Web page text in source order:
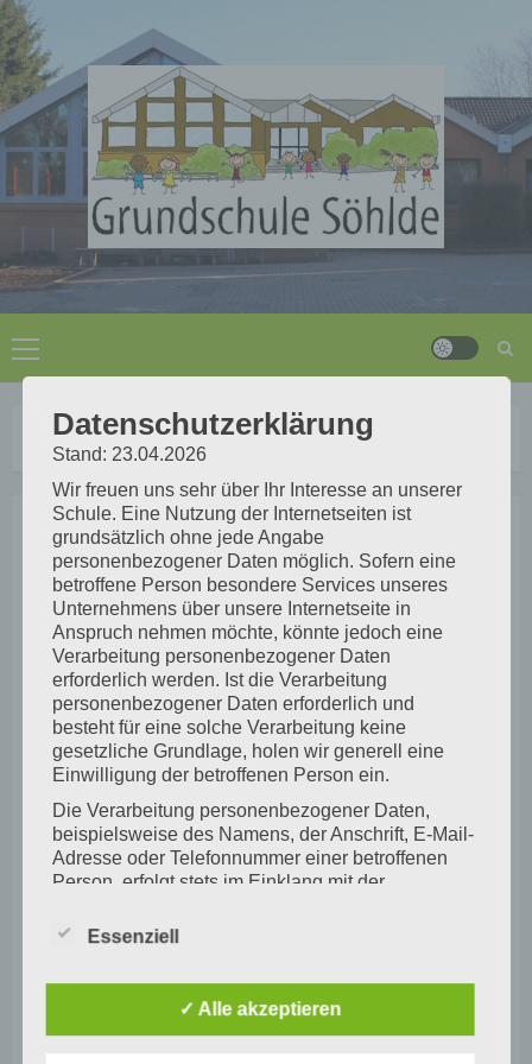
Zum
Inhalt
springen
Primäres
Menü
Start Uncategorized
Uncategorized
Uncategorized
Kreismeisterschaft Fußball
Grundschulturnier Junioren Kleinfeld am 23.06.2026
Wir, die Jungen der...
Datenschutzerklärung
Stand: 23.04.2026
Wir freuen uns sehr über Ihr Interesse an unserer
Schule. Eine Nutzung der Internetseiten ist
grundsätzlich ohne jede Angabe
personenbezogener Daten möglich. Sofern eine
betroffene Person besondere Services unseres
Unternehmens über unsere Internetseite in
Anspruch nehmen möchte, könnte jedoch eine
Verarbeitung personenbezogener Daten
erforderlich werden. Ist die Verarbeitung
personenbezogener Daten erforderlich und
besteht für eine solche Verarbeitung keine
gesetzliche Grundlage, holen wir generell eine
Einwilligung der betroffenen Person ein.
Die Verarbeitung personenbezogener Daten,
beispielsweise des Namens, der Anschrift, E-Mail-
Adresse oder Telefonnummer einer betroffenen
Person, erfolgt stets im Einklang mit der
Übereinstimmung mit den für uns geltenden
Unternehmen die Öffentlichkeit über Art, Umfang
und Zweck der von uns erhobenen, genutzten und
Essenziell
✓ Alle akzeptieren